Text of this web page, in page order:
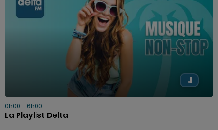
0h00 - 6h00
La Playlist Delta